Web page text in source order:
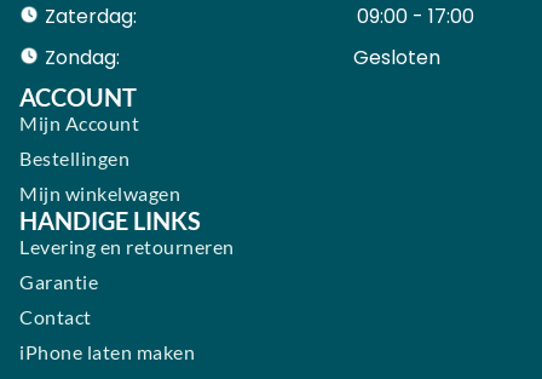
Zaterdag:
09:00 - 17:00
Zondag:
Gesloten ​ ​ ​ ​ ​ ​ ​
ACCOUNT
Mijn Account
Bestellingen
Mijn winkelwagen
HANDIGE LINKS
Levering en retourneren
Garantie
Contact
iPhone laten maken